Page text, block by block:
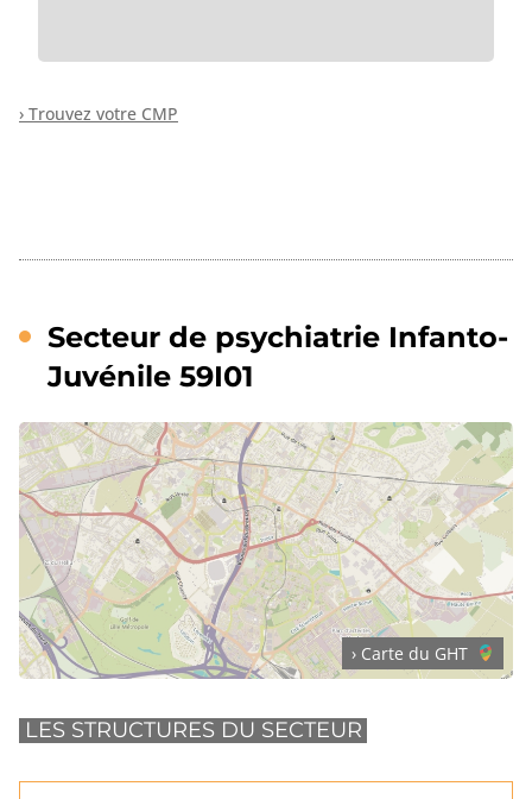
› Trouvez votre CMP
Secteur de psychiatrie Infanto-
Juvénile 59I01
› Carte du GHT
LES STRUCTURES DU SECTEUR